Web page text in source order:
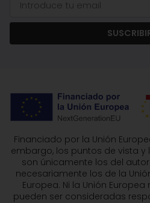
Financiado por la Unión
embargo, los puntos de vista y
son únicamente los del
necesariamente los de la
Europea. Ni la Unión
pueden ser consideradas